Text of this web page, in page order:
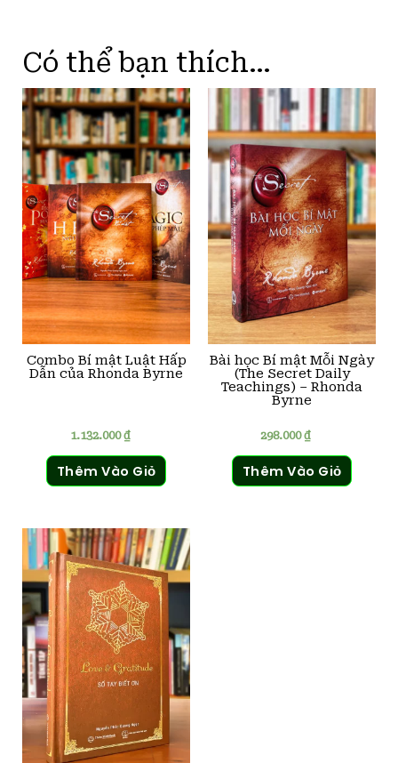
Có thể bạn thích…
Combo Bí mật Luật Hấp
Dẫn của Rhonda Byrne
1.132.000₫
Thêm Vào Giỏ
Bài học Bí mật Mỗi Ngày
(The Secret Daily
Teachings) – Rhonda
Byrne
298.000₫
Thêm Vào Giỏ